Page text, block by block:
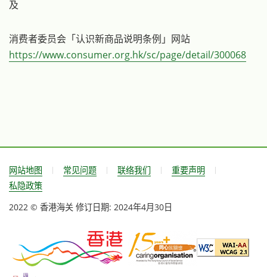
及
消费者委员会「认识新商品说明条例」网站
https://www.consumer.org.hk/sc/page/detail/300068
网站地图 常见问题 联络我们
重要声明
私隐政策
2022 © 香港海关 修订日期: 2024年4月30日